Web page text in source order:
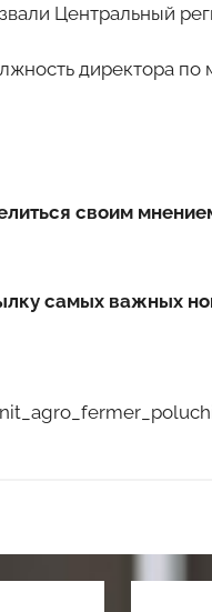
Центральный
директора по
своим
самых важных